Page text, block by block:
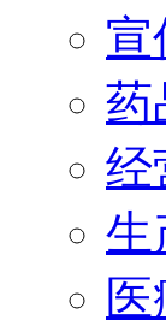
宣
药
经
生